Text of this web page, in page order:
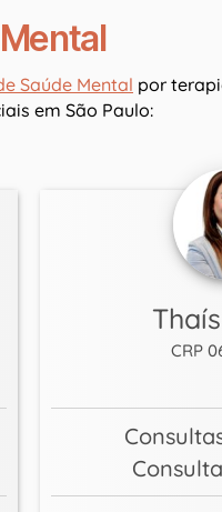
Saúde Mental por
em São Paulo:
CRP